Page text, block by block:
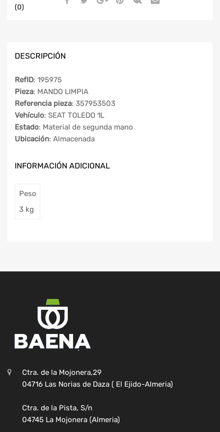
(0)
DESCRIPCIÓN
RefID: 195975
Pieza: MANDO LIMPIA
Referencia pieza: 357953503
Vehículo: SEAT TOLEDO 1L
Estado: Material de segunda mano
Ubicación: Almacenada
INFORMACIÓN ADICIONAL
Peso
3 kg
Ctra. de la Mojonera,29
04716 Las Norias de Daza ( El Ejido-Almeria)
Ctra. de la Pista, S/n
04745 La Mojonera (Almeria)